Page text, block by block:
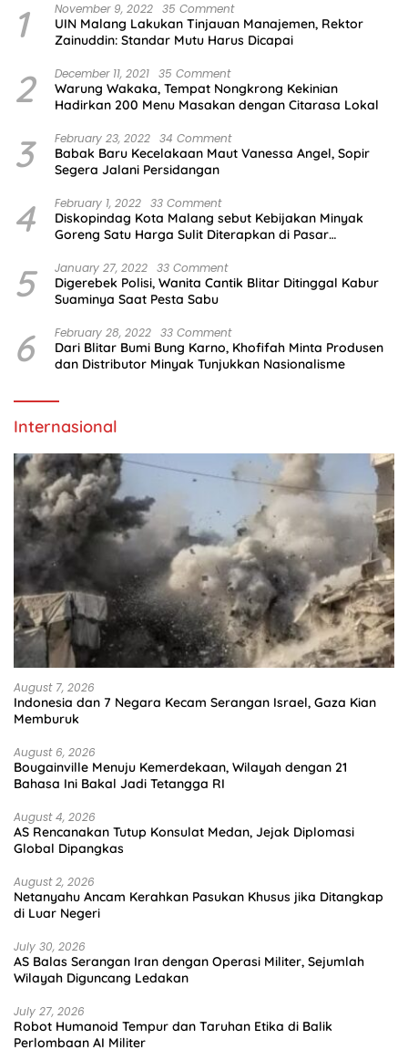
1 November 9, 2022 35 Comment
UIN Malang Lakukan Tinjauan Manajemen, Rektor
Zainuddin: Standar Mutu Harus Dicapai
2 December 11, 2021 35 Comment
Warung Wakaka, Tempat Nongkrong Kekinian
Hadirkan 200 Menu Masakan dengan Citarasa Lokal
3 February 23, 2022 34 Comment
Babak Baru Kecelakaan Maut Vanessa Angel, Sopir
Segera Jalani Persidangan
4 February 1, 2022 33 Comment
Diskopindag Kota Malang sebut Kebijakan Minyak
Goreng Satu Harga Sulit Diterapkan di Pasar
5 January 27, 2022 33 Comment
Digerebek Polisi, Wanita Cantik Blitar Ditinggal Kabur
Suaminya Saat Pesta Sabu
6 February 28, 2022 33 Comment
Dari Blitar Bumi Bung Karno, Khofifah Minta Produsen
dan Distributor Minyak Tunjukkan Nasionalisme
Internasional
August 7, 2026
Indonesia dan 7 Negara Kecam Serangan Israel, Gaza Kian
Memburuk
August 6, 2026
Bougainville Menuju Kemerdekaan, Wilayah dengan 21
Bahasa Ini Bakal Jadi Tetangga RI
August 4, 2026
AS Rencanakan Tutup Konsulat Medan, Jejak Diplomasi
Global Dipangkas
August 2, 2026
Netanyahu Ancam Kerahkan Pasukan Khusus jika Ditangkap
di Luar Negeri
July 30, 2026
AS Balas Serangan Iran dengan Operasi Militer, Sejumlah
Wilayah Diguncang Ledakan
July 27, 2026
Robot Humanoid Tempur dan Taruhan Etika di Balik
Perlombaan AI Militer